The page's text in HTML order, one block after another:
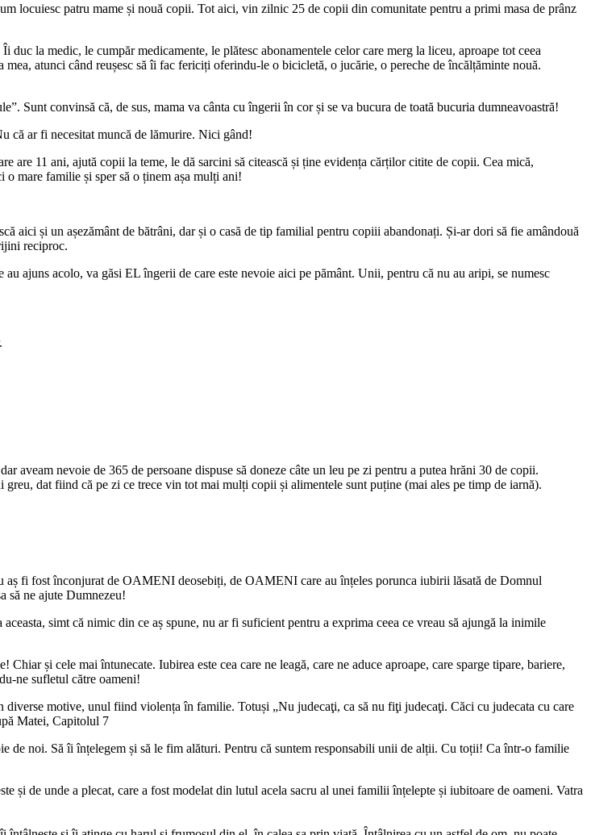
locuiesc patru mame și nouă copii. Tot aici, vin zilnic 25 de copii din comunitate pentru a primi masa de prânz
la medic, le cumpăr medicamente, le plătesc abonamentele celor care merg la liceu, aproape tot ceea
atunci când reușesc să îi fac fericiți oferindu-le o bicicletă, o jucărie, o pereche de încălțăminte nouă.
Sunt convinsă că, de sus, mama va cânta cu îngerii în cor și se va bucura de toată bucuria dumneavoastră!
că ar fi necesitat muncă de lămurire. Nici gând!
are 11 ani, ajută copii la teme, le dă sarcini să citească și ține evidența cărților citite de copii. Cea mică,
o mare familie și sper să o ținem așa mulți ani!
aici și un așezământ de bătrâni, dar și o casă de tip familial pentru copiii abandonați. Și-ar dori să fie amândouă
reciproc.
ajuns acolo, va găsi EL îngerii de care este nevoie aici pe pământ. Unii, pentru că nu au aripi, se numesc
aveam nevoie de 365 de persoane dispuse să doneze câte un leu pe zi pentru a putea hrăni 30 de copii.
dat fiind că pe zi ce trece vin tot mai mulți copii și alimentele sunt puține (mai ales pe timp de iarnă).
aș fi fost înconjurat de OAMENI deosebiți, de OAMENI care au înțeles porunca iubirii lăsată de Domnul
să ne ajute Dumnezeu!
simt că nimic din ce aș spune, nu ar fi suficient pentru a exprima ceea ce vreau să ajungă la inimile
și cele mai întunecate. Iubirea este cea care ne leagă, care ne aduce aproape, care sparge tipare, bariere,
ne sufletul către oameni!
diverse motive, unul fiind violența în familie. Totuși „Nu judecaţi, ca să nu fiţi judecaţi. Căci cu judecata cu care
Matei, Capitolul 7
de noi. Să îi înțelegem și să le fim alături. Pentru că suntem responsabili unii de alții. Cu toții! Ca într-o familie
și de unde a plecat, care a fost modelat din lutul acela sacru al unei familii înțelepte și iubitoare de oameni. Vatra